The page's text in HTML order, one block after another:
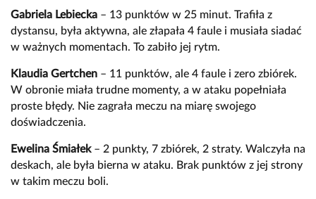
Gabriela Lebiecka – 13 punktów w 25 minut. Trafiła z
dystansu, była aktywna, ale złapała 4 faule i musiała siadać
w ważnych momentach. To zabiło jej rytm.
Klaudia Gertchen – 11 punktów, ale 4 faule i zero zbiórek.
W obronie miała trudne momenty, a w ataku popełniała
proste błędy. Nie zagrała meczu na miarę swojego
doświadczenia.
Ewelina Śmiałek– 2 punkty, 7 zbiórek, 2 straty. Walczyła na
deskach, ale była bierna w ataku. Brak punktów z jej strony
w takim meczu boli.